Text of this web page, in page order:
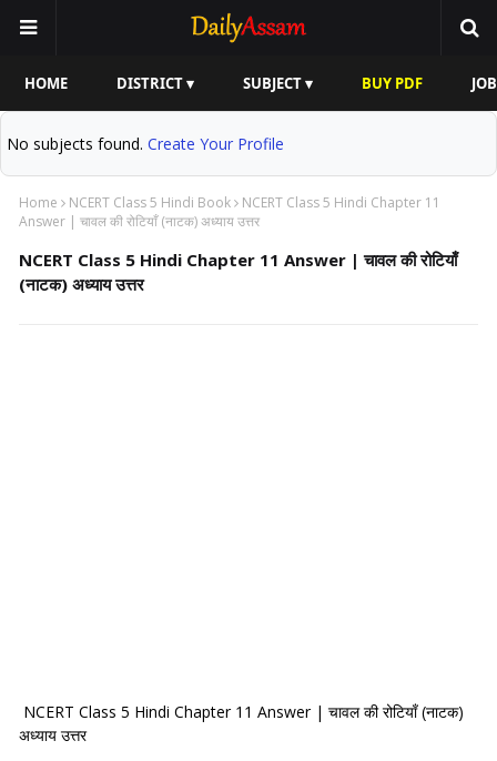
HOME DISTRICT ▾ SUBJECT ▾ BUY PDF
No subjects found. Create Your Profile
Home NCERT Class 5 Hindi Book
NCERT Class 5 Hindi Chapter 11
Answer | चावल की रोटियाँ (नाटक) अध्याय उत्तर
NCERT Class 5 Hindi Chapter 11 Answer | चावल की रोटियाँ
(नाटक) अध्याय उत्तर
NCERT Class 5 Hindi Chapter 11 Answer | चावल की रोटियाँ (नाटक)
अध्याय उत्तर